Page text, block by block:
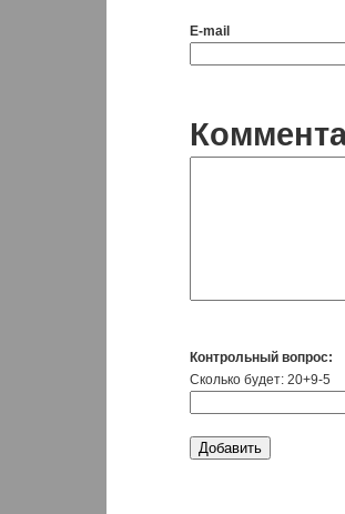
E-mail
Контрольный вопрос:
Сколько будет: 20+9-5